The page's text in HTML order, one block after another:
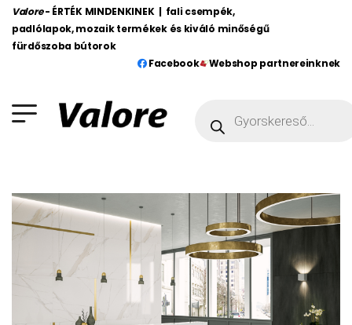
Valore - ÉRTÉK MINDENKINEK | fali csempék,
padlólapok, mozaik termékek és kiváló minőségű
fürdőszoba bútorok
Facebook
Webshop partnereinknek